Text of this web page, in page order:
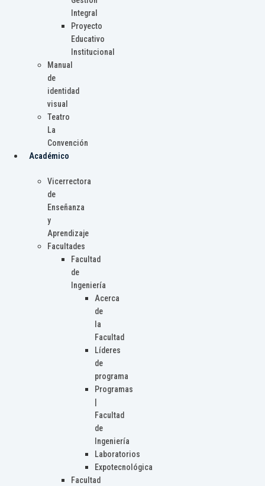
Integral
Proyecto
Educativo
Institucional
Manual
de
identidad
visual
Teatro
La
Convención
Académico
Vicerrectora
de
Enseñanza
y
Aprendizaje
Facultades
Facultad
de
Ingeniería
Acerca
de
la
Facultad
Líderes
de
programa
Programas
Facultad
de
Ingeniería
Laboratorios
Expotecnológica
Facultad